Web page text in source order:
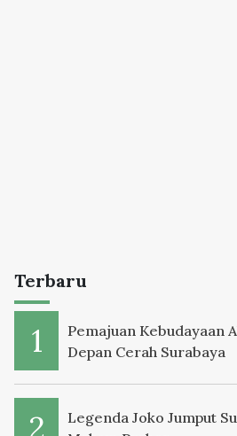
Terbaru
Pemajuan Kebudayaan
Depan Cerah Surabaya
Legenda Joko Jumput